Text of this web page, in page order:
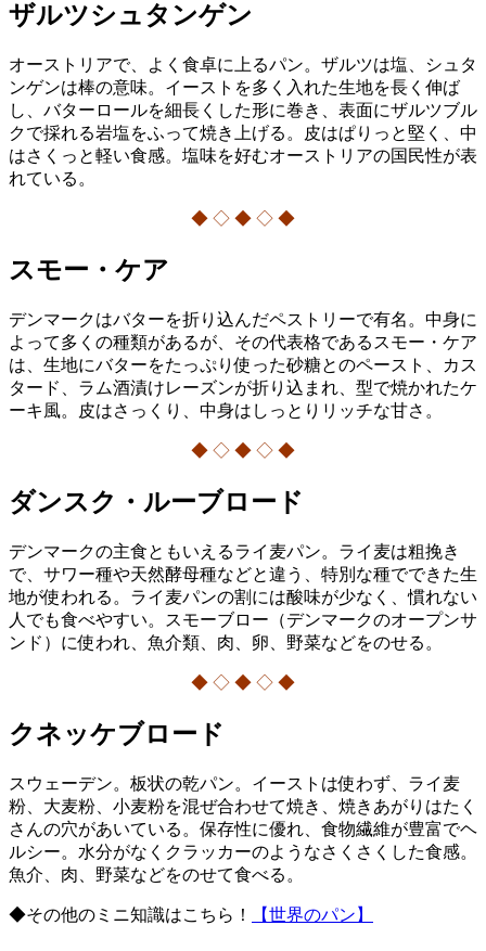
ザルツシュタンゲン
オーストリアで、よく食卓に上るパン。ザルツは塩、シュタ
ンゲンは棒の意味。イーストを多く入れた生地を長く伸ば
し、バターロールを細長くした形に巻き、表面にザルツブル
クで採れる岩塩をふって焼き上げる。皮はぱりっと堅く、中
はさくっと軽い食感。塩味を好むオーストリアの国民性が表
れている。
◆ ◇ ◆ ◇ ◆
スモー・ケア
デンマークはバターを折り込んだペストリーで有名。中身に
よって多くの種類があるが、その代表格であるスモー・ケア
は、生地にバターをたっぷり使った砂糖とのペースト、カス
タード、ラム酒漬けレーズンが折り込まれ、型で焼かれたケ
ーキ風。皮はさっくり、中身はしっとりリッチな甘さ。
◆ ◇ ◆ ◇ ◆
ダンスク・ルーブロード
デンマークの主食ともいえるライ麦パン。ライ麦は粗挽き
で、サワー種や天然酵母種などと違う、特別な種でできた生
地が使われる。ライ麦パンの割には酸味が少なく、慣れない
人でも食べやすい。スモーブロー（デンマークのオープンサ
ンド）に使われ、魚介類、肉、卵、野菜などをのせる。
◆ ◇ ◆ ◇ ◆
クネッケブロード
スウェーデン。板状の乾パン。イーストは使わず、ライ麦
粉、大麦粉、小麦粉を混ぜ合わせて焼き、焼きあがりはたく
さんの穴があいている。保存性に優れ、食物繊維が豊富でヘ
ルシー。水分がなくクラッカーのようなさくさくした食感。
魚介、肉、野菜などをのせて食べる。
◆その他のミニ知識はこちら！ 【世界のパン】